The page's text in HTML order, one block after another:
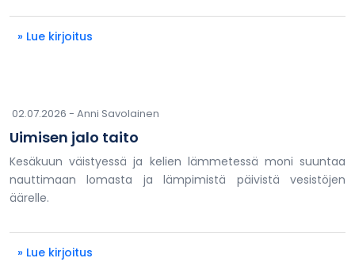
» Lue kirjoitus
02.07.2026 - Anni Savolainen
Uimisen jalo taito
Kesäkuun väistyessä ja kelien lämmetessä moni suuntaa
nauttimaan lomasta ja lämpimistä päivistä vesistöjen
äärelle.
» Lue kirjoitus